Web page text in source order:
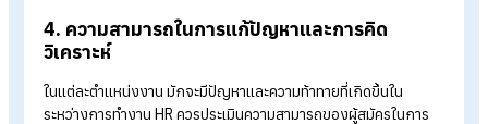
ตำแหน่งงานที่ต้องการมากกว่า
สำหรับตำแหน่งที่ต้องการความน่าเชื่อถือ เช่น นักกฎหมาย วิศวกร
หรือ นักบัญชี รูปถ่ายที่สุภาพและเป็นทางการช่วยเสริมภาพลักษ